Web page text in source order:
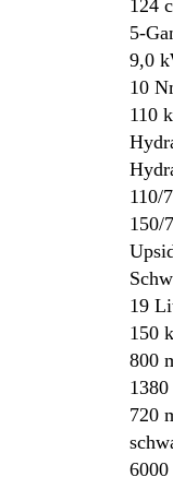
124
5-
9,0
10
110
110/
150/
19
150
800
720